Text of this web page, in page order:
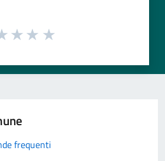
frequenti